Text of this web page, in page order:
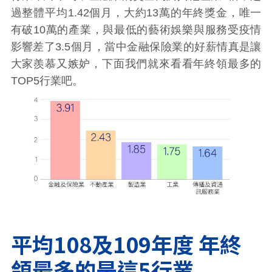
過整體平均1.42個月，大約13萬的年終獎金，唯一
有破10萬的產業，與最低的藝術娛樂與服務受疫情
影響差了3.5個月，當中金融保險業的好薪情真是讓
大家羨慕又嫉妒，下面我們就來看看年終領最多的
TOP5行業吧。
平均108及109年度 年終